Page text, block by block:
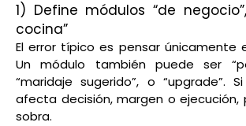
1) Define módulos “de
cocina”
El error típico es pensar únicamente
Un módulo también puede ser
“maridaje sugerido”, o “upgrade”.
afecta decisión, margen o ejecución,
sobra.